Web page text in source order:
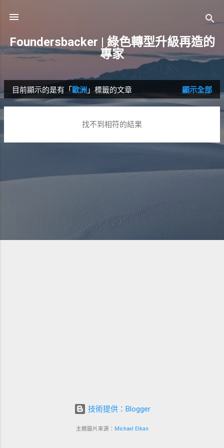
Foundersbacker | 綠色轉型升級再造的
專家
發
章
目前顯示的是有「 歐洲 」標籤的文章 顯示全部
找不到相符的結果
技術提供：Blogger
主題圖片來源： Michael Elkan